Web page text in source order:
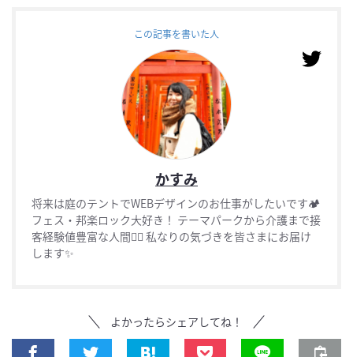
この記事を書いた人
かすみ
将来は庭のテントでWEBデザインのお仕事がしたいです🏕
フェス・邦楽ロック大好き！ テーマパークから介護まで接
客経験値豊富な人間🚶‍♀️ 私なりの気づきを皆さまにお届け
します✨
よかったらシェアしてね！